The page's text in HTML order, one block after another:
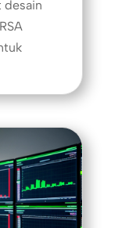
desain